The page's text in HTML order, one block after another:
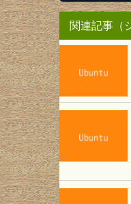
関連記事（